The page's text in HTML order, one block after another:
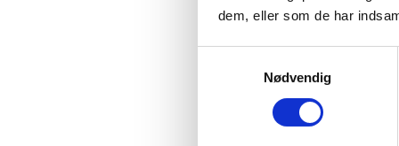
dem, eller som de har
Nødvendig